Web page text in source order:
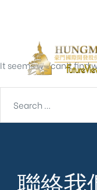
It seems we can’t find